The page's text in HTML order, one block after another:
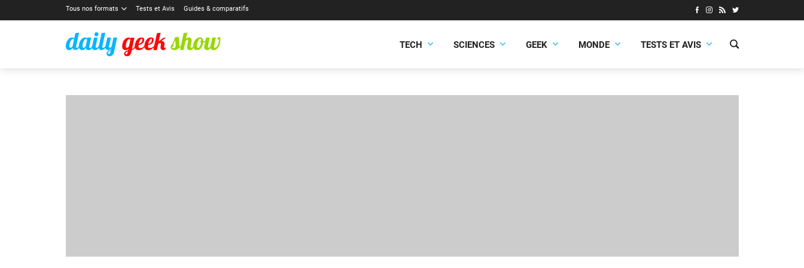
Tous nos formats Tests et Avis Guides & comparatifs
TECH SCIENCES GEEK MONDE TESTS ET AVIS